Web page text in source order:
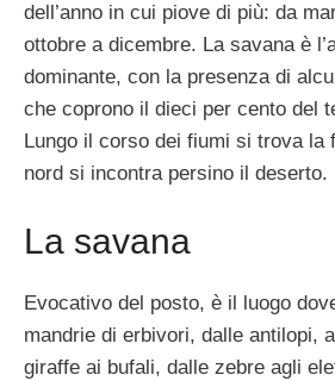
dell’anno in cui piove di più: da
ottobre a dicembre. La savana è
dominante, con la presenza di
che coprono il dieci per cento del
Lungo il corso dei fiumi si trova la
nord si incontra persino il deserto.
La savana
Evocativo del posto, è il luogo
mandrie di erbivori, dalle antilopi,
giraffe ai bufali, dalle zebre agli